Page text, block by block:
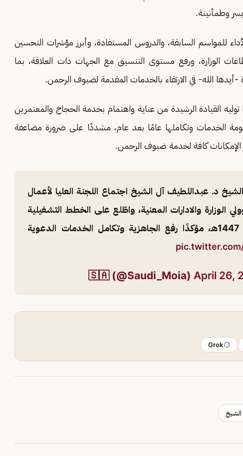
وطمأنينة.
للمواسم السابقة، والدروس المستفادة، وأبرز مؤشرات التحسين
الوزارة، ورفع مستوى التنسيق مع الجهات ذات العلاقة، بما
الله- في الارتقاء بالخدمات المقدمة لضيوف الرحمن.
القيادة الرشيدة من عناية واهتمام بخدمة الحجاج والمعتمرين
الخدمات وتكاملها عامًا بعد عام، مشددًا على ضرورة مضاعفة
الإمكانات كافة لخدمة ضيوف الرحمن.
د. عبداللطيف آل الشيخ اجتماع اللجنة العليا لأعمال
الوزارة والادارات المعنية، واطّلع على الخطط التشغيلية
والاستعدادات المبكرة لموسم حج 1447هـ، مؤكدًا رفع الجاهزية وتكامل الخدمات الدعوية
April 26,
Grok
الشيخ